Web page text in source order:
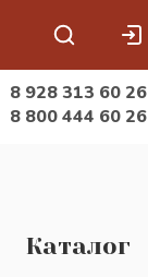
8 928 313 60 26
8 800 444 60 26
Каталог